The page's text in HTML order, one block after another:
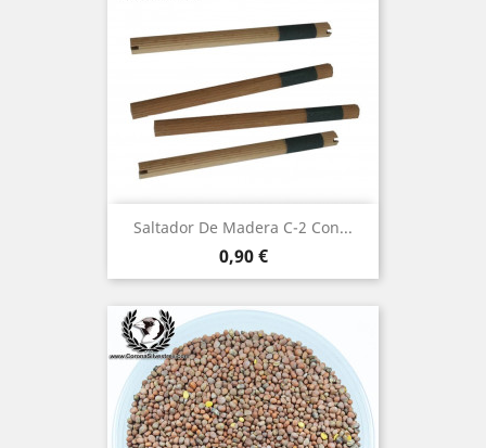
Saltador De Madera C-2 Con...
Precio
0,90 €